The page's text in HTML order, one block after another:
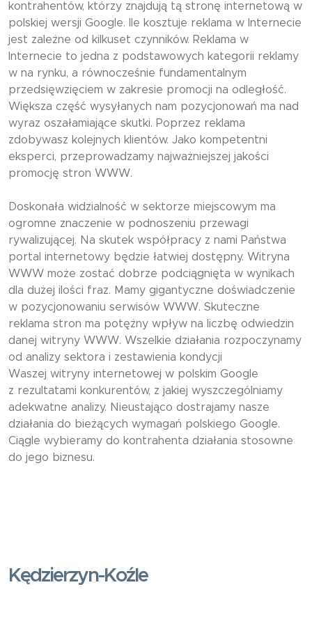
kontrahentów, którzy znajdują tą stronę internetową w
polskiej wersji Google. Ile kosztuje reklama w Internecie
jest zależne od kilkuset czynników. Reklama w
Internecie to jedna z podstawowych kategorii reklamy
w na rynku, a równocześnie fundamentalnym
przedsięwzięciem w zakresie promocji na odległość.
Większa część wysyłanych nam pozycjonowań ma nad
wyraz oszałamiające skutki. Poprzez reklama
zdobywasz kolejnych klientów. Jako kompetentni
eksperci, przeprowadzamy najważniejszej jakości
promocję stron WWW.
Doskonała widzialność w sektorze miejscowym ma
ogromne znaczenie w podnoszeniu przewagi
rywalizującej. Na skutek współpracy z nami Państwa
portal internetowy będzie łatwiej dostępny. Witryna
WWW może zostać dobrze podciągnięta w wynikach
dla dużej ilości fraz. Mamy gigantyczne doświadczenie
w pozycjonowaniu serwisów WWW. Skuteczne
reklama stron ma potężny wpływ na liczbę odwiedzin
danej witryny WWW. Wszelkie działania rozpoczynamy
od analizy sektora i zestawienia kondycji
Waszej witryny internetowej w polskim Google
z rezultatami konkurentów, z jakiej wyszczególniamy
adekwatne analizy. Nieustająco dostrajamy nasze
działania do bieżących wymagań polskiego Google.
Ciągle wybieramy do kontrahenta działania stosowne
do jego biznesu.
Kędzierzyn-Koźle